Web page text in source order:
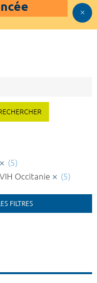
(5)
Occitanie
(5)
FILTRES